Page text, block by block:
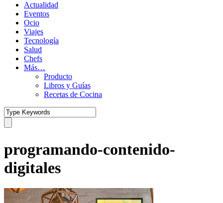
Actualidad
Eventos
Ocio
Viajes
Tecnología
Salud
Chefs
Más…
Producto
Libros y Guías
Recetas de Cocina
programando-contenido-
digitales